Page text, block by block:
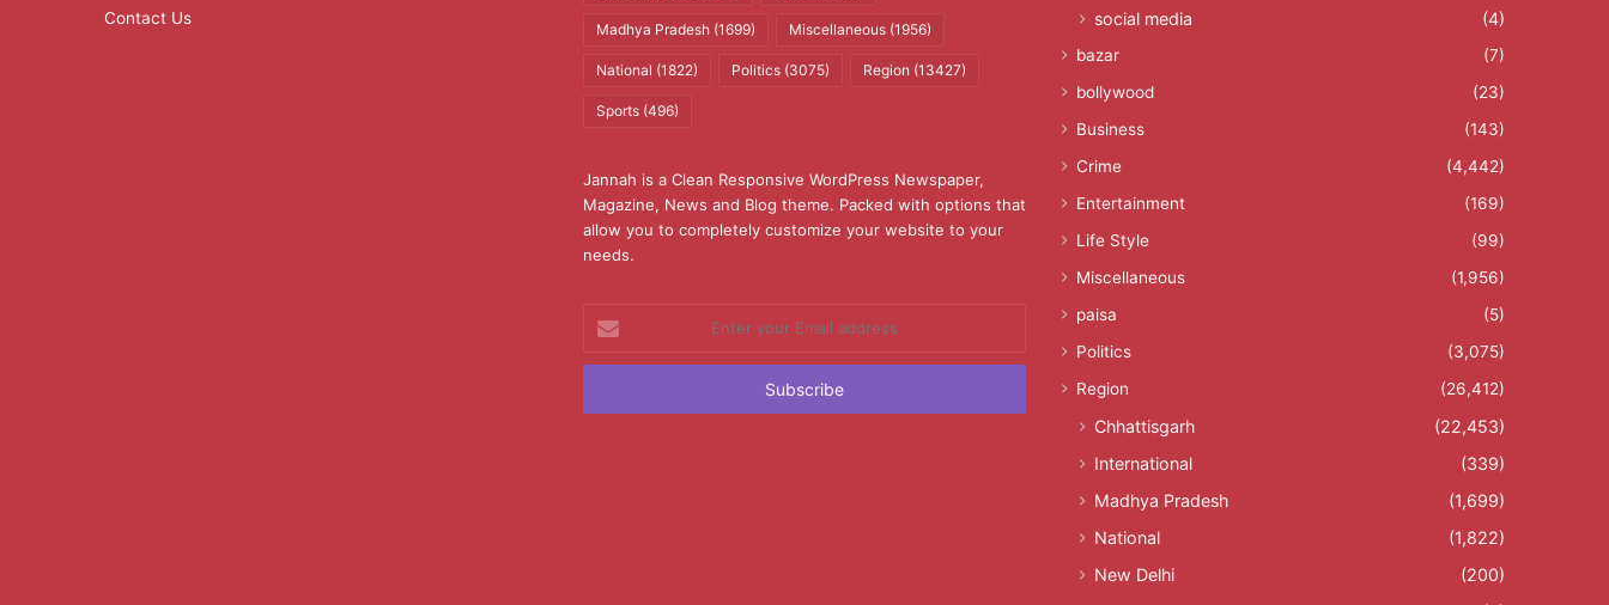
Contact Us
Madhya Pradesh(1699) Miscellaneous(1956)
National (1822) Politics(3075) Region (13427)
Sports(496)
Jannah is a Clean Responsive WordPress Newspaper,
Magazine, News and Blog theme. Packed with options that
allow you to completely customize your website to your
needs.
your
Email
social media (4)
bazar
(7)
bollywood
(23)
Business
(143)
Crime
(4,442)
Entertainment
(169)
Life Style
(99)
Miscellaneous
(1,956)
paisa
(5)
Politics
(3,075)
Region
(26,412)
Chhattisgarh
(22,453)
International
(339)
Madhya Pradesh
(1,699)
National
(1,822)
New Delhi
(200)